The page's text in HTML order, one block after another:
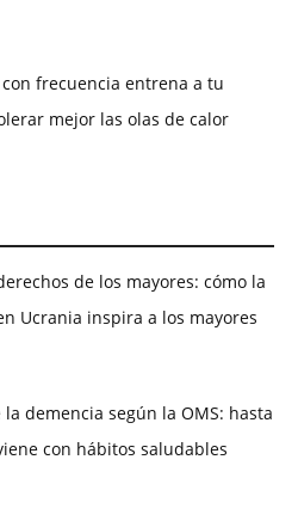
frecuencia entrena a tu
mejor las olas de calor
de los mayores: cómo la
Ucrania inspira a los mayores
la demencia según la OMS: hasta
con hábitos saludables